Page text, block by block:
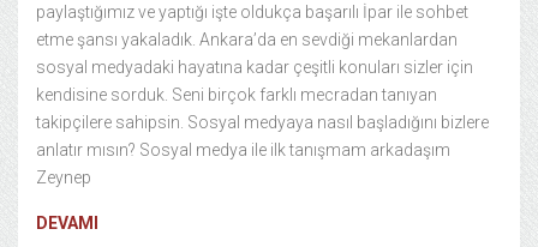
paylaştığımız ve yaptığı işte oldukça başarılı İpar ile sohbet
etme şansı yakaladık. Ankara’da en sevdiği mekanlardan
sosyal medyadaki hayatına kadar çeşitli konuları sizler için
kendisine sorduk. Seni birçok farklı mecradan tanıyan
takipçilere sahipsin. Sosyal medyaya nasıl başladığını bizlere
anlatır mısın? Sosyal medya ile ilk tanışmam arkadaşım
Zeynep
DEVAMI